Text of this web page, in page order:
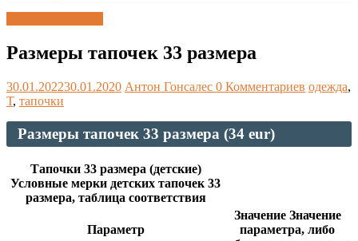
Размеры тапочек 33 размера
30.01.202230.01.2020 Антон Гонсалес 0 Комментариев одежда,
Т, тапочки
Размеры тапочек 33 размера (34 eur)
Тапочки 33 размера (детские)
Условные мерки детских тапочек 33
размера, таблица соответствия
Параметр
Значение Значение
параметра, либо